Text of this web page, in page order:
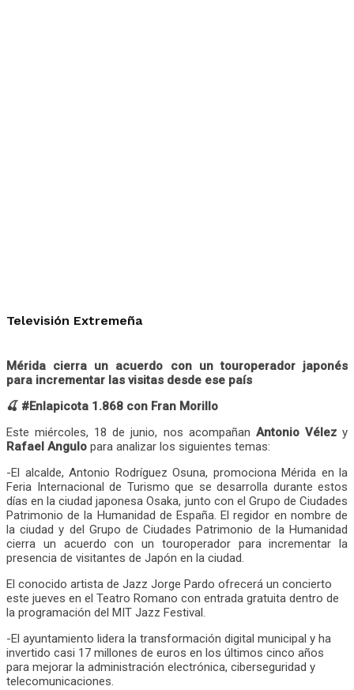
Televisión Extremeña
Mérida cierra un acuerdo con un touroperador japonés
para incrementar las visitas desde ese país
🍒 #Enlapicota 1.868 con Fran Morillo
Este miércoles, 18 de junio, nos acompañan Antonio Vélezy
Rafael Angulo para analizar los siguientes temas:
-El alcalde, Antonio Rodríguez Osuna, promociona Mérida en la
Feria Internacional de Turismo que se desarrolla durante estos
días en la ciudad japonesa Osaka, junto con el Grupo de Ciudades
Patrimonio de la Humanidad de España. El regidor en nombre de
la ciudad y del Grupo de Ciudades Patrimonio de la Humanidad
cierra un acuerdo con un touroperador para incrementar la
presencia de visitantes de Japón en la ciudad.
El conocido artista de Jazz Jorge Pardo ofrecerá un concierto
este jueves en el Teatro Romano con entrada gratuita dentro de
la programación del MIT Jazz Festival.
-El ayuntamiento lidera la transformación digital municipal y ha
invertido casi 17 millones de euros en los últimos cinco años
para mejorar la administración electrónica, ciberseguridad y
telecomunicaciones.